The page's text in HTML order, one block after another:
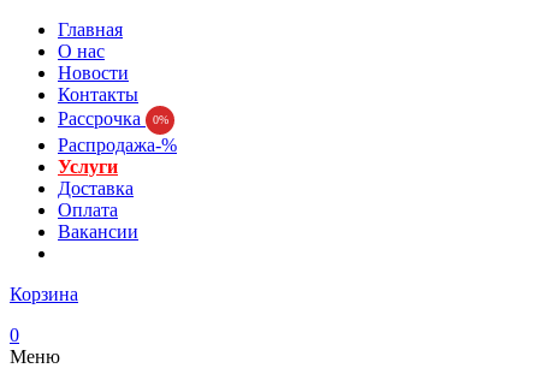
Главная
О нас
Новости
Контакты
Рассрочка
0%
Распродажа-%
Услуги
Доставка
Оплата
Вакансии
Корзина
0
Меню